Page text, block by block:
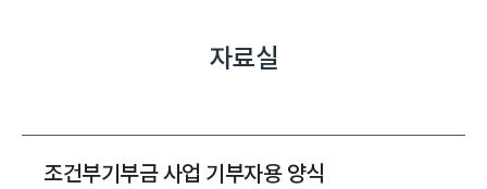
자료실
조건부기부금 사업 기부자용 양식